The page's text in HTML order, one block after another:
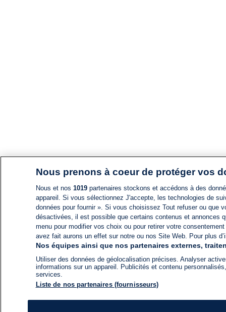
Nous prenons à coeur de protéger vos
Nous et nos 1019partenaires stockons et accédons à des
appareil. Si vous sélectionnez J'accepte, les technologies de
données pour fournir ». Si vous choisissez Tout refuser ou
désactivées, il est possible que certains contenus et annonces
menu pour modifier vos choix ou pour retirer votre
avez fait aurons un effet sur notre ou nos Site Web. Pour plus
Nos équipes ainsi que nos partenaires externes,
Utiliser des données de géolocalisation précises. Analyser
informations sur un appareil. Publicités et contenu
services.
Liste de nos partenaires (fournisseurs)